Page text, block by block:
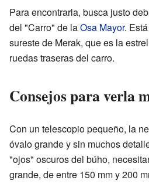
Para encontrarla, busca justo
del "Carro" de laOsa Mayor.
sureste de Merak, que es la
ruedas traseras del carro.
Consejos para verla
Con un telescopio pequeño, la
óvalo grande y sin muchos
"ojos" oscuros del búho,
grande, de entre 150 mm y 200